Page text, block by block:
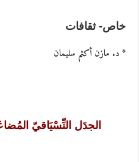
خاص- ثقافات
* د. مازن أكثم سليمان
الجدَل النِّسْيَاقيّ